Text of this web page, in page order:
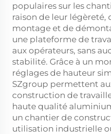
populaires sur les
raison de leur légèreté,
montage et de
une plateforme de
aux opérateurs, sans
stabilité. Grâce à un
réglages de hauteur
SZgroup permettent
construction de
haute qualité
un chantier de
utilisation industrielle